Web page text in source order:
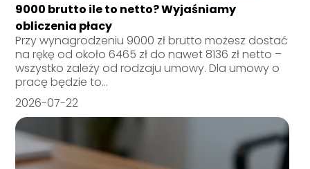
9000 brutto ile to netto? Wyjaśniamy
obliczenia płacy
Przy wynagrodzeniu 9000 zł brutto możesz dostać
na rękę od około 6465 zł do nawet 8136 zł netto –
wszystko zależy od rodzaju umowy. Dla umowy o
pracę będzie to...
2026-07-22